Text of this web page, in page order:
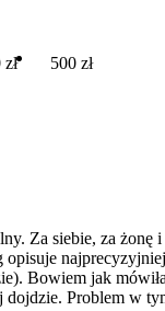
500 zł
Za siebie, za żonę
Bowiem jak
Problem w